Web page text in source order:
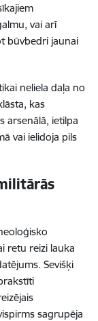
vai arī
būvbedri jaunai
neliela daļa no
kas
arsenālā, ietilpa
vai ielidoja pils
retu reizi lauka
Sevišķi
sagrupēja